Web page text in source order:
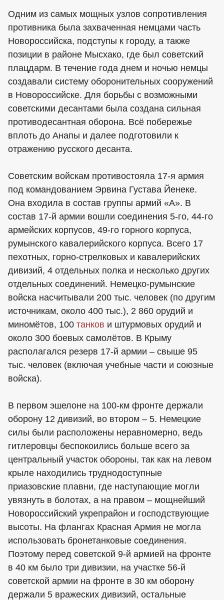
Одним из самых мощных узлов сопротивления
противника была захваченная немцами часть
Новороссийска, подступы к городу, а также
позиции в районе Мысхако, где был советский
плацдарм. В течение года днем и ночью немцы
создавали систему оборонительных сооружений
в Новороссийске. Для борьбы с возможными
советскими десантами была создана сильная
противодесантная оборона. Всё побережье
вплоть до Анапы и далее подготовили к
отражению русского десанта.
Советским войскам противостояла 17-я армия
под командованием Эрвина Густава Йенеке.
Она входила в состав группы армий «А». В
состав 17-й армии вошли соединения 5-го, 44-го
армейских корпусов, 49-го горного корпуса,
румынского кавалерийского корпуса. Всего 17
пехотных, горно-стрелковых и кавалерийских
дивизий, 4 отдельных полка и несколько других
отдельных соединений. Немецко-румынские
войска насчитывали 200 тыс. человек (по другим
источникам, около 400 тыс.), 2 860 орудий и
миномётов, 100 танков и штурмовых орудий и
около 300 боевых самолётов. В Крыму
располагался резерв 17-й армии – свыше 95
тыс. человек (включая учебные части и союзные
войска).
В первом эшелоне на 100-км фронте держали
оборону 12 дивизий, во втором – 5. Немецкие
силы были расположены неравномерно, ведь
гитлеровцы беспокоились больше всего за
центральный участок обороны, так как на левом
крыле находились труднодоступные
приазовские плавни, где наступающие могли
увязнуть в болотах, а на правом – мощнейший
Новороссийский укрепрайон и господствующие
высоты. На флангах Красная Армия не могла
использовать бронетанковые соединения.
Поэтому перед советской 9-й армией на фронте
в 40 км было три дивизии, на участке 56-й
советской армии на фронте в 30 км оборону
держали 5 вражеских дивизий, остальные